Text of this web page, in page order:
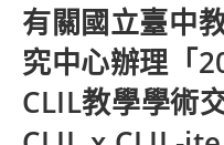
有關國立臺中
究中心辦理「
CLIL教學學術